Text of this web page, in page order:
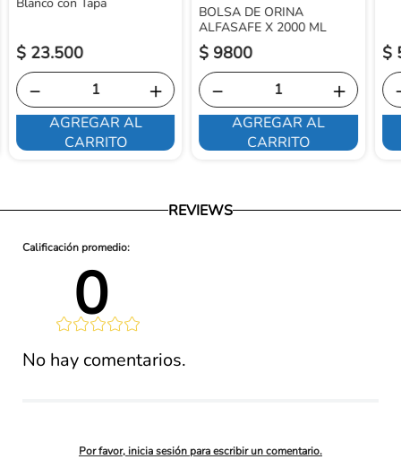
$ 23.500
＋
－
AGREGAR AL
CARRITO
BOLSA DE ORINA
ALFASAFE X 2000 ML
$ 9800
＋
－
AGREGAR AL
CARRITO
$
REVIEWS
0
Por favor, inicia sesión para escribir un comentario.
No hay comentarios.